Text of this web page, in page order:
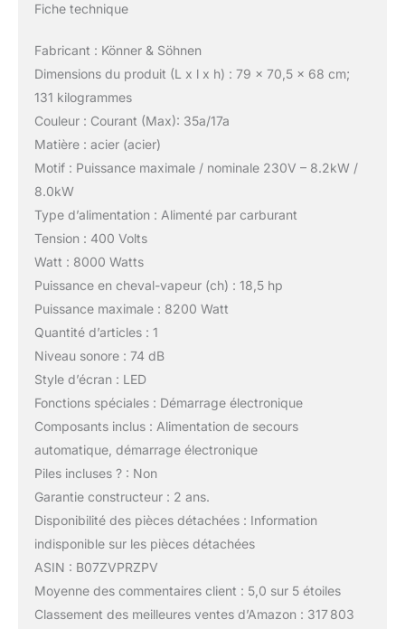
Fiche technique
Fabricant : Könner & Söhnen
Dimensions du produit (L x l x h) : 79 x 70,5 x 68 cm;
131 kilogrammes
Couleur : Courant (Max): 35a/17a
Matière : acier (acier)
Motif : Puissance maximale / nominale 230V – 8.2kW /
8.0kW
Type d’alimentation : Alimenté par carburant
Tension : 400 Volts
Watt : 8000 Watts
Puissance en cheval-vapeur (ch) : 18,5 hp
Puissance maximale : 8200 Watt
Quantité d’articles : 1
Niveau sonore : 74 dB
Style d’écran : LED
Fonctions spéciales : Démarrage électronique
Composants inclus : Alimentation de secours
automatique, démarrage électronique
Piles incluses ? : Non
Garantie constructeur : 2 ans.
Disponibilité des pièces détachées : Information
indisponible sur les pièces détachées
ASIN : B07ZVPRZPV
Moyenne des commentaires client : 5,0 sur 5 étoiles
Classement des meilleures ventes d’Amazon : 317 803